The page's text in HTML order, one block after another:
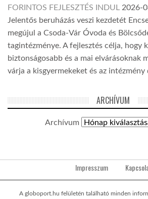
FORINTOS FEJLESZTÉS INDUL 2026-
Jelentős beruházás veszi kezdetét
megújul a Csoda-Vár Óvoda és
tagintézménye. A fejlesztés célja, hogy
biztonságosabb és a mai elvárásoknak
várja a kisgyermekeket és az intézmény
ARCHÍVUM
Archívum
Impresszum
A globoport.hu felületén található minden